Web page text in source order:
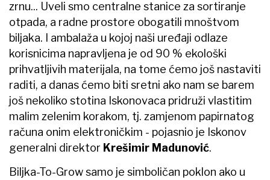
zrnu... Uveli smo centralne stanice za sortiranje
otpada, a radne prostore obogatili mnoštvom
biljaka. I ambalaža u kojoj naši uređaji odlaze
korisnicima napravljena je od 90 % ekološki
prihvatljivih materijala, na tome ćemo još nastaviti
raditi, a danas ćemo biti sretni ako nam se barem
još nekoliko stotina Iskonovaca pridruži vlastitim
malim zelenim korakom, tj. zamjenom papirnatog
računa onim elektroničkim - pojasnio je Iskonov
generalni direktor Krešimir Madunović.
Biljka-To-Grow samo je simboličan poklon ako u